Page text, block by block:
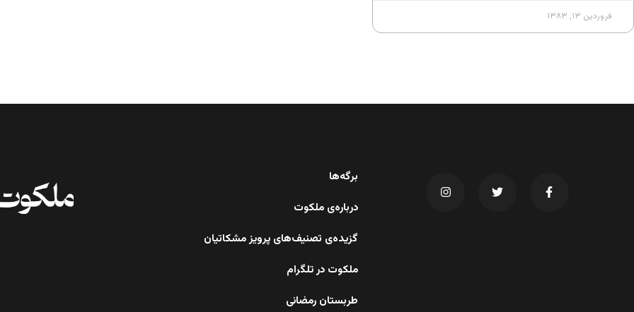
فروردین ۱۳, ۱۳۸۳
برگه‌ها
درباره‌ی ملکوت
گزیده‌ی تصنیف‌های پرویز مشکاتیان
ملکوت در تلگرام
طربستان رمضانی